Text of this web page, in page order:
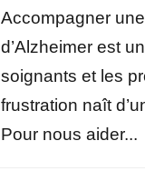
Accompagner
d’Alzheimer est
soignants et les
frustration naît
Pour nous aider...